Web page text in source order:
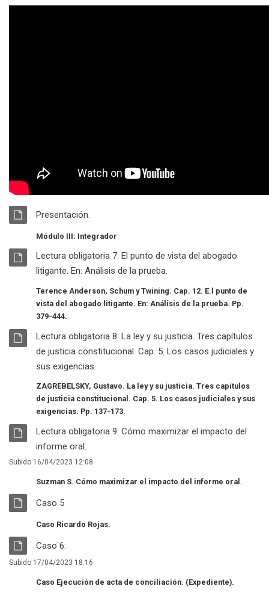
RECURSO
Presentación.
Módulo III: Integrador
RECURSO
Lectura obligatoria 7: El punto de vista del abogado
litigante. En: Análisis de la prueba.
Terence Anderson, Schum y Twining. Cap. 12. E.l punto de
vista del abogado litigante. En: Análisis de la prueba. Pp.
379-444.
RECURSO
Lectura obligatoria 8: La ley y su justicia. Tres capítulos
de justicia constitucional. Cap. 5. Los casos judiciales y
sus exigencias.
ZAGREBELSKY, Gustavo. La ley y su justicia. Tres capítulos
de justicia constitucional. Cap. 5. Los casos judiciales y sus
exigencias. Pp. 137-173.
RECURSO
Lectura obligatoria 9: Cómo maximizar el impacto del
informe oral.
Subido 16/04/2023 12:08
Suzman S. Cómo maximizar el impacto del informe oral.
RECURSO
Caso 5Archivo
Caso Ricardo Rojas.
RECURSO
Caso 6:
Subido 17/04/2023 18:16
Caso Ejecución de acta de conciliación. (Expediente).